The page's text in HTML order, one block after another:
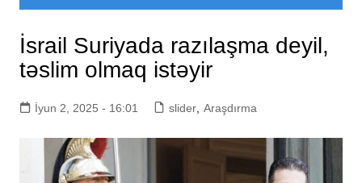
İsrail Suriyada razılaşma deyil,
təslim olmaq istəyir
İyun 2, 2025 - 16:01 slider, Araşdırma